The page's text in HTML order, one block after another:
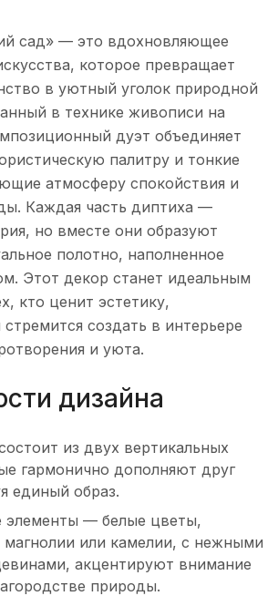
сад» — это вдохновляющее
которое превращает
в уютный уголок природной
в технике живописи на
дуэт объединяет
палитру и тонкие
атмосферу спокойствия и
Каждая часть диптиха —
но вместе они образуют
полотно, наполненное
Этот декор станет идеальным
кто ценит эстетику,
создать в интерьере
и уюта.
дизайна
из двух вертикальных
гармонично дополняют друг
единый образ.
элементы — белые цветы,
или камелии, с нежными
акцентируют внимание
природы.